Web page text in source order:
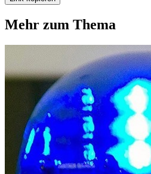
Mehr zum Thema